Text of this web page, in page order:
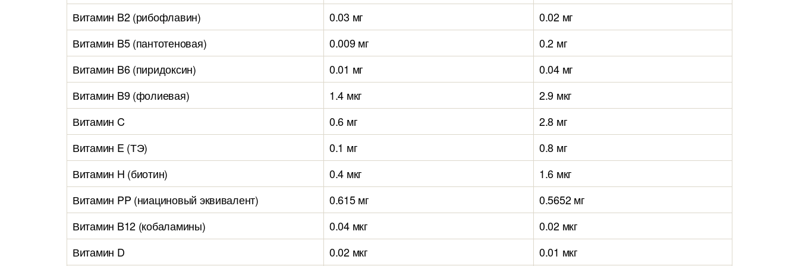
Витамин B2 (рибофлавин) 0.03 мг
0.02 мг
Витамин B5 (пантотеновая)
0.009 мг
0.2 мг
Витамин B6 (пиридоксин)
0.01 мг
0.04 мг
Витамин B9 (фолиевая)
1.4 мкг
2.9 мкг
Витамин C
0.6 мг
2.8 мг
Витамин E (ТЭ)
0.1 мг
0.8 мг
Витамин H (биотин)
0.4 мкг
1.6 мкг
Витамин PP (ниациновый эквивалент)
0.615 мг
0.5652 мг
Витамин B12 (кобаламины)
0.04 мкг
0.02 мкг
Витамин D
0.02 мкг 0.01 мкг